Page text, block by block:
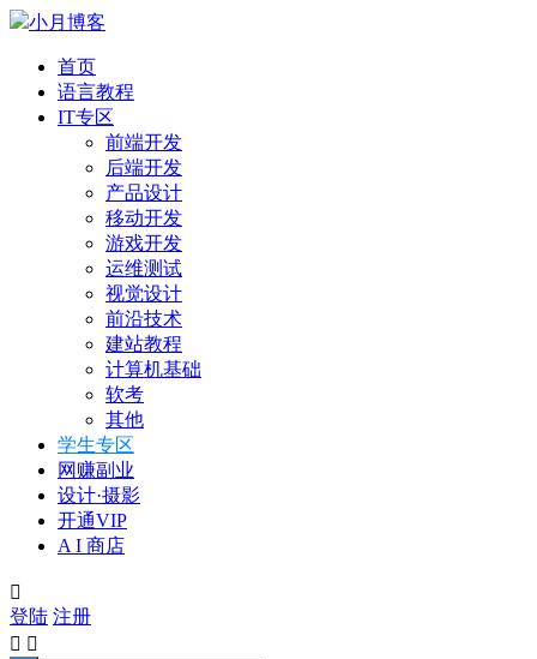
小月博客
首页
语言教程
IT专区
前端开发
后端开发
产品设计
移动开发
游戏开发
运维测试
视觉设计
前沿技术
建站教程
计算机基础
软考
其他
学生专区
网赚副业
设计·摄影
开通VIP
A I 商店

登陆 注册
 